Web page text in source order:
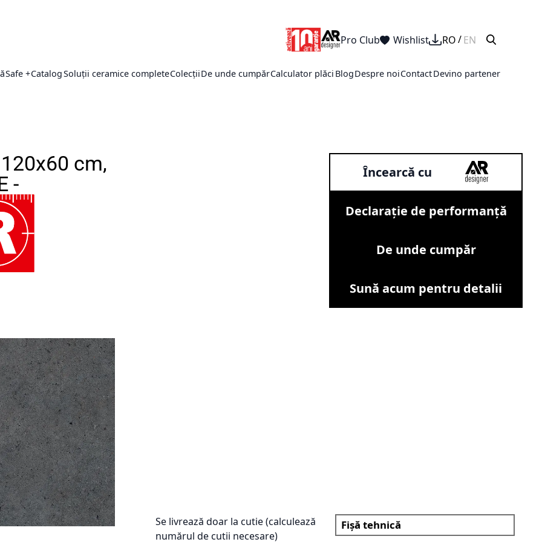
Pro Club Wishlist RO EN
Safe +CatalogSoluții ceramice completeColecțiiDe unde cumpărCalculator plăci BlogDespre noiContactDevino partener
cm,
-
Încearcă cu
Declarație de performanță
De unde cumpăr
Sună acum pentru detalii
Se livrează doar la cutie (calculează
numărul de cutii necesare)
Fișă tehnică